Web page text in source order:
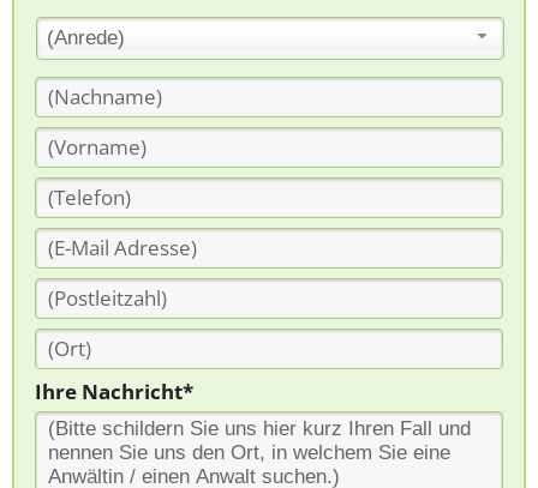
(Anrede)
Ihre Nachricht*